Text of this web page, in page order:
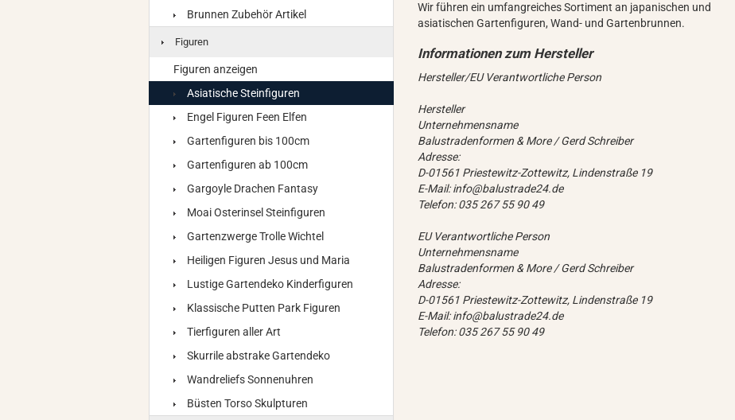
Wir führen ein umfangreiches Sortiment an japanischen und
asiatischen Gartenfiguren, Wand- und Gartenbrunnen.
Hersteller/EU Verantwortliche Person
Hersteller
Unternehmensname
Balustradenformen & More / Gerd Schreiber
Adresse:
D-01561 Priestewitz-Zottewitz, Lindenstraße 19
E-Mail: info@balustrade24.de
Telefon: 035 267 55 90 49
EU Verantwortliche Person
Unternehmensname
Balustradenformen & More / Gerd Schreiber
Adresse:
D-01561 Priestewitz-Zottewitz, Lindenstraße 19
E-Mail: info@balustrade24.de
Telefon: 035 267 55 90 49
Brunnen Zubehör Artikel
Figuren
Figuren anzeigen
Asiatische Steinfiguren
Engel Figuren Feen Elfen
Gartenfiguren bis 100cm
Gartenfiguren ab 100cm
Gargoyle Drachen Fantasy
Moai Osterinsel Steinfiguren
Gartenzwerge Trolle Wichtel
Heiligen Figuren Jesus und Maria
Lustige Gartendeko Kinderfiguren
Klassische Putten Park Figuren
Tierfiguren aller Art
Skurrile abstrake Gartendeko
Wandreliefs Sonnenuhren
Büsten Torso Skulpturen